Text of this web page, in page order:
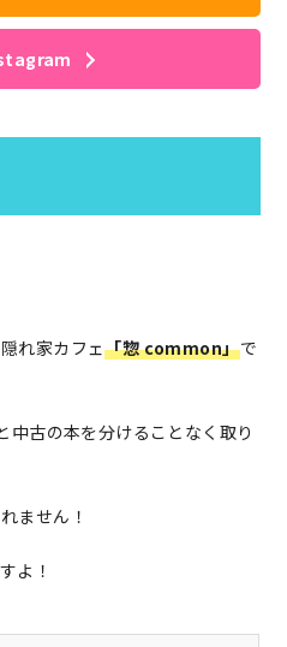
れ家カフェ「惣 common」で
中古の本を分けることなく取り
ません！
よ！